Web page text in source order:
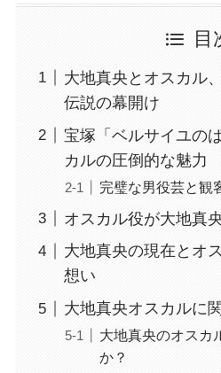
目
大地真央とオスカル
伝説の幕開け
宝塚「ベルサイユの
カルの圧倒的な魅力
完璧な男役芸と観
オスカル役が大地真
大地真央の現在とオ
想い
大地真央オスカルに
大地真央のオスカ
か？